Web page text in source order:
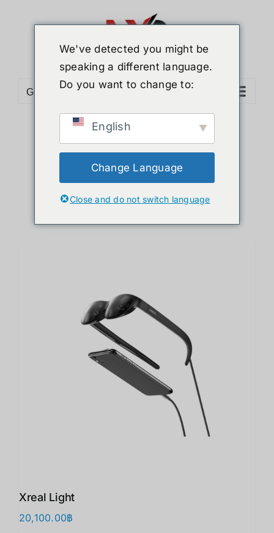
Go to...
Sort byDefault Order
Show12 Products
Xreal Light
20,100.00฿
We've detected you might be
speaking a different language.
Do you want to change to:
English
Change Language
Close and do not switch language